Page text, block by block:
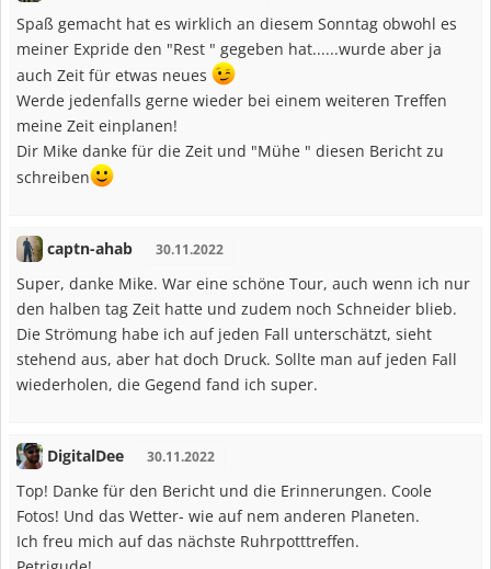
Spaß gemacht hat es wirklich an diesem Sonntag obwohl es
meiner Expride den "Rest " gegeben hat......wurde aber ja
auch Zeit für etwas neues
Werde jedenfalls gerne wieder bei einem weiteren Treffen
meine Zeit einplanen!
Dir Mike danke für die Zeit und "Mühe " diesen Bericht zu
schreiben
captn-ahab 30.11.2022
Super, danke Mike. War eine schöne Tour, auch wenn ich nur
den halben tag Zeit hatte und zudem noch Schneider blieb.
Die Strömung habe ich auf jeden Fall unterschätzt, sieht
stehend aus, aber hat doch Druck. Sollte man auf jeden Fall
wiederholen, die Gegend fand ich super.
DigitalDee 30.11.2022
Top! Danke für den Bericht und die Erinnerungen. Coole
Fotos! Und das Wetter- wie auf nem anderen Planeten.
Ich freu mich auf das nächste Ruhrpotttreffen.